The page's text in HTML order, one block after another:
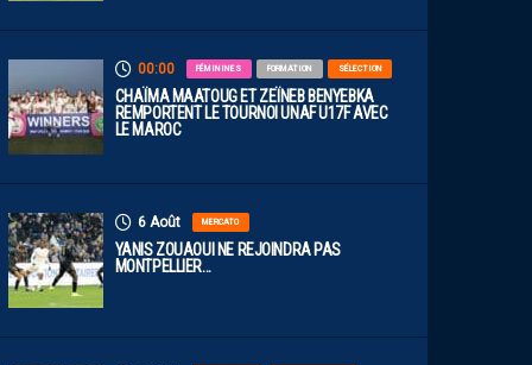
00:00 FÉMININES FORMATION SÉLECTION
CHAÏMA MAATOUG ET ZEÏNEB BENYEBKA
REMPORTENT LE TOURNOI UNAF U17F AVEC
LE MAROC
6 Août MERCATO
YANIS ZOUAOUI NE REJOINDRA PAS
MONTPELLIER…